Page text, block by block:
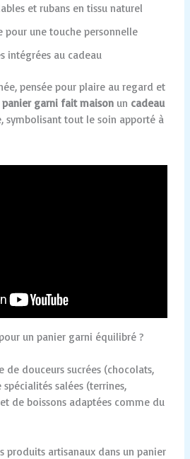
et rubans en tissu naturel
pour une touche personnelle
intégrées au cadeau
pensée pour plaire au regard et
panier garni fait maison un cadeau
symbolisant tout le soin apporté à
un panier garni équilibré ?
de douceurs sucrées (chocolats,
salées (terrines,
de boissons adaptées comme du
produits artisanaux dans un panier